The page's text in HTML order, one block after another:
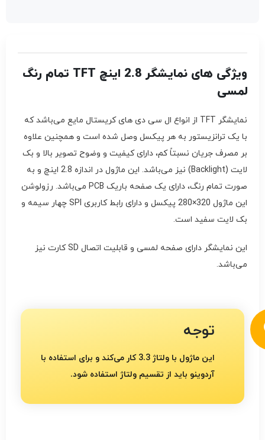
ویژگی های نمایشگر 2.8 اینچ TFT تمام رنگ
لمسی
نمایشگر TFT از انواع ال سی دی های کریستال مایع می‌باشد که
با یک ترانزیستور به هر پیکسل وصل شده است و همچنین علاوه
بر مصرف جریان نسبتاً کم، دارای کیفیت و وضوح تصویر بالا و بک
لایت (Backlight) نیز می‌باشد. این ماژول در اندازه 2.8 اینچ و به
صورت تمام رنگ، دارای یک صفحه باریک PCB می‌باشد. رزولوشن
این ماژول 320×280 پیکسل و دارای رابط کاربری SPI چهار سیمه و
بک لایت سفید است.
این نمایشگر دارای صفحه لمسی و قابلیت اتصال SD کارت نیز
می‌باشد.
توجه
این ماژول با ولتاژ 3.3 کار می‌کند و برای استفاده با
آردوینو باید از تقسیم ولتاژ استفاده شود.